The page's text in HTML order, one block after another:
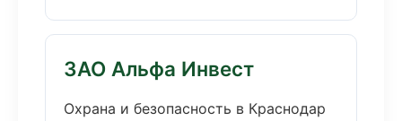
ЗАО Альфа Инвест
Охрана и безопасность в Краснодар